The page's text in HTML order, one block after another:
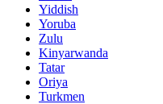
Yiddish
Yoruba
Zulu
Kinyarwanda
Tatar
Oriya
Turkmen